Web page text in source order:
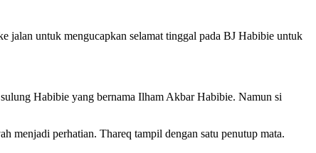
jalan untuk mengucapkan selamat tinggal pada BJ Habibie untuk
Habibie yang bernama Ilham Akbar Habibie. Namun si
menjadi perhatian. Thareq tampil dengan satu penutup mata.